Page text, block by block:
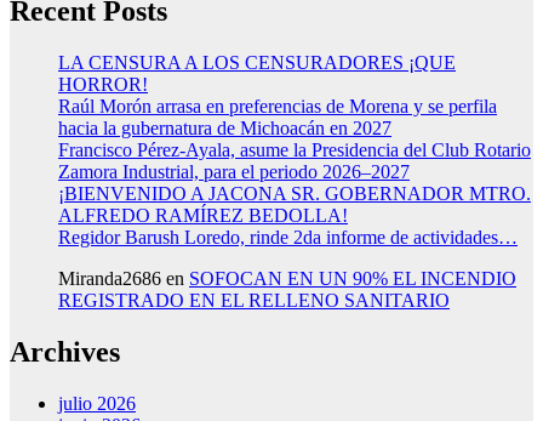
Recent Posts
LA CENSURA A LOS CENSURADORES ¡QUE
HORROR!
Raúl Morón arrasa en preferencias de Morena y se perfila
hacia la gubernatura de Michoacán en 2027
Francisco Pérez-Ayala, asume la Presidencia del Club Rotario
Zamora Industrial, para el periodo 2026–2027
¡BIENVENIDO A JACONA SR. GOBERNADOR MTRO.
ALFREDO RAMÍREZ BEDOLLA!
Regidor Barush Loredo, rinde 2da informe de actividades…
Miranda2686 en SOFOCAN EN UN 90% EL INCENDIO
REGISTRADO EN EL RELLENO SANITARIO
Archives
julio 2026